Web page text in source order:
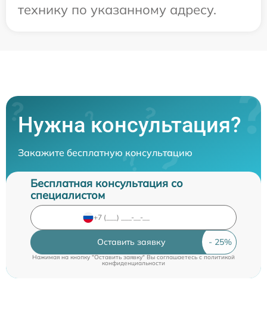
технику по указанному адресу.
Нужна консультация?
Закажите бесплатную консультацию
Бесплатная консультация со
специалистом
Оставить заявку
Нажимая на кнопку "Оставить заявку" Вы соглашаетесь cполитикой
конфиденциальности